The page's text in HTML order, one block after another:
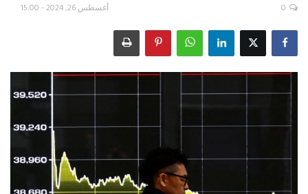
اقتصاد
علوم وتكنولوجيا
رياضة
فيديو
أغسطس 26, 2024 - 15:00 0